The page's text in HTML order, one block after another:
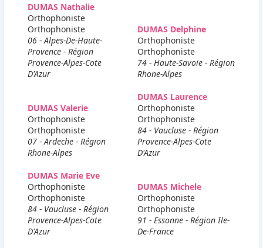
DUMAS Nathalie
Orthophoniste
Orthophoniste
06 - Alpes-De-Haute-
Provence - Région
Provence-Alpes-Cote
D'Azur
DUMAS Delphine
Orthophoniste
Orthophoniste
74 - Haute-Savoie - Région
Rhone-Alpes
DUMAS Valerie
Orthophoniste
Orthophoniste
07 - Ardeche - Région
Rhone-Alpes
DUMAS Laurence
Orthophoniste
Orthophoniste
84 - Vaucluse - Région
Provence-Alpes-Cote
D'Azur
DUMAS Marie Eve
Orthophoniste
Orthophoniste
84 - Vaucluse - Région
Provence-Alpes-Cote
D'Azur
DUMAS Michele
Orthophoniste
Orthophoniste
91 - Essonne - Région Ile-
De-France